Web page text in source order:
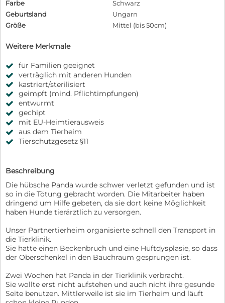
Farbe
Schwarz
Geburtsland
Ungarn
Größe
Mittel (bis 50cm)
Weitere Merkmale
für Familien geeignet
verträglich mit anderen Hunden
kastriert/sterilisiert
geimpft (mind. Pflichtimpfungen)
entwurmt
gechipt
mit EU-Heimtierausweis
aus dem Tierheim
Tierschutzgesetz §11
Beschreibung
Die hübsche Panda wurde schwer verletzt gefunden und ist
so in die Tötung gebracht worden. Die Mitarbeiter haben
dringend um Hilfe gebeten, da sie dort keine Möglichkeit
haben Hunde tierärztlich zu versorgen.
Unser Partnertierheim organisierte schnell den Transport in
die Tierklinik.
Sie hatte einen Beckenbruch und eine Hüftdysplasie, so dass
der Oberschenkel in den Bauchraum gesprungen ist.
Zwei Wochen hat Panda in der Tierklinik verbracht.
Sie wollte erst nicht aufstehen und auch nicht ihre gesunde
Seite benutzen. Mittlerweile ist sie im Tierheim und läuft